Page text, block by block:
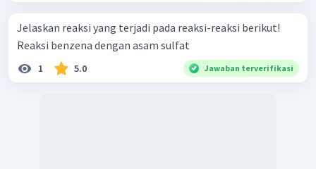
Jelaskan reaksi yang terjadi pada reaksi-reaksi berikut!
Reaksi benzena dengan asam sulfat
1 5.0 Jawaban terverifikasi